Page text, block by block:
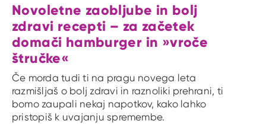
Novoletne zaobljube in bolj
zdravi recepti – za začetek
domači hamburger in »vroče
štručke«
Če morda tudi ti na pragu novega leta
razmišljaš o bolj zdravi in raznoliki prehrani, ti
bomo zaupali nekaj napotkov, kako lahko
pristopiš k uvajanju spremembe.